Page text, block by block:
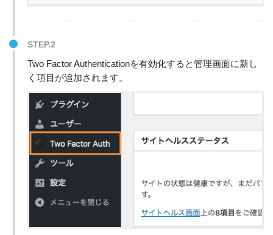
STEP.2
Two Factor Authenticationを有効化すると管理画面に新し
く項目が追加されます。